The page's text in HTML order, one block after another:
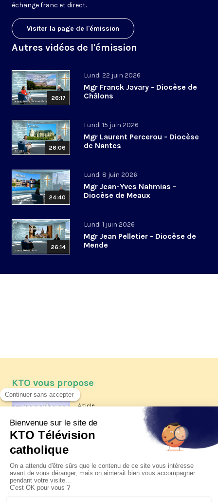
échange franc et direct.
Visiter la page de l'émission
Autres vidéos de l'émission
26:17
Lundi 22 juin 2026
Mgr Franck Javary - Diocèse de
Châlons
26:06
Lundi 15 juin 2026
Mgr Laurent Percerou - Diocèse
de Nantes
24:40
Lundi 8 juin 2026
Mgr Jean-Yves Nahmias -
Diocèse de Meaux
26:14
Lundi 1 juin 2026
Mgr Jean Pelletier - Diocèse de
Mende
KTO vous propose
Article
Les reportages d'été 2026 de KTO
La visite pastorale du pape Léon
XIV à Assise à suivre sur KTO le
jeudi 6 août